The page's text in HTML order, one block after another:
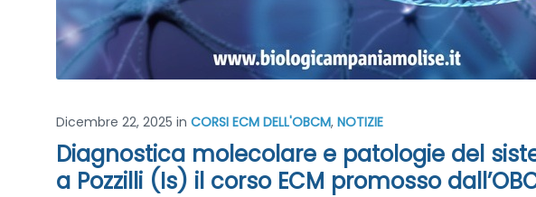
Dicembre 22, 2025 in CORSI ECM DELL'OBCM, NOTIZIE
Diagnostica molecolare e patologie del
a Pozzilli (Is) il corso ECM promosso